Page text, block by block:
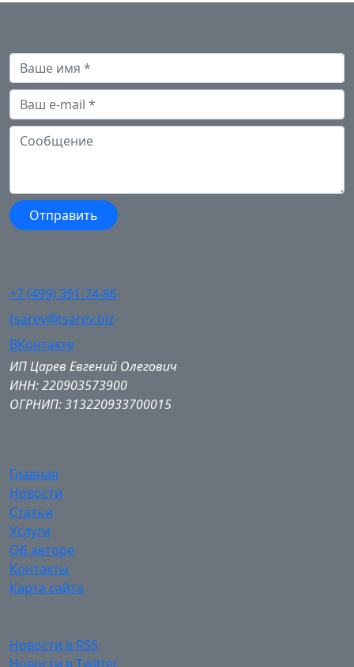
+7 (499) 391-74-86
tsarev@tsarev.biz
ВКонтакте
ИП Царев Евгений Олегович
ИНН: 220903573900
ОГРНИП: 313220933700015
Главная
Новости
Статьи
Услуги
Об авторе
Контакты
Карта сайта
Новости в RSS